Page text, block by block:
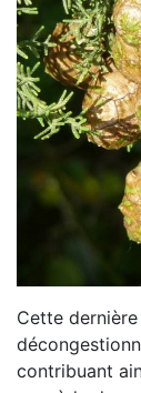
Cette
contribuant